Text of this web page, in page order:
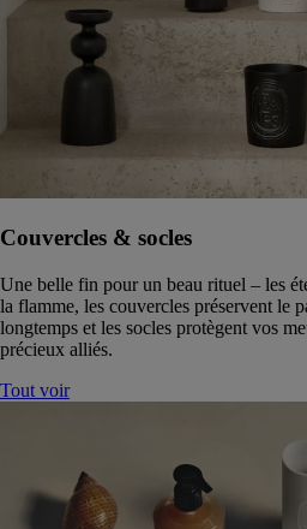
Couvercles & socles
Une belle fin pour un beau rituel – les
la flamme, les couvercles préservent le
longtemps et les socles protègent vos
précieux alliés.
Tout voir